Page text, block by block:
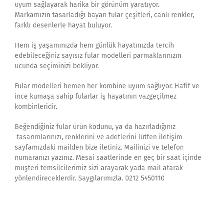
uyum sağlayarak harika bir görünüm yaratıyor.
Markamızın tasarladığı bayan fular çeşitleri, canlı renkler,
farklı desenlerle hayat buluyor.
Hem iş yaşamınızda hem günlük hayatınızda tercih
edebileceğiniz sayısız fular modelleri parmaklarınızın
ucunda seçiminizi bekliyor.
Fular modelleri hemen her kombine uyum sağlıyor. Hafif ve
ince kumaşa sahip fularlar iş hayatının vazgeçilmez
kombinleridir.
Beğendiğiniz fular ürün kodunu, ya da hazırladığınız
tasarımlarınızı, renklerini ve adetlerini lütfen iletişim
sayfamızdaki mailden bize iletiniz. Mailinizi ve telefon
numaranızı yazınız. Mesai saatlerinde en geç bir saat içinde
müşteri temsilcilerimiz sizi arayarak yada mail atarak
yönlendireceklerdir. Saygılarımızla. 0212 5450110